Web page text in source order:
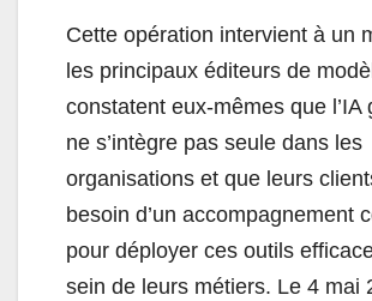
Cette opération intervient à un
les principaux éditeurs de
constatent eux-mêmes que l’IA
ne s’intègre pas seule dans les
organisations et que leurs
besoin d’un accompagnement
pour déployer ces outils
sein de leurs métiers. Le 4 mai